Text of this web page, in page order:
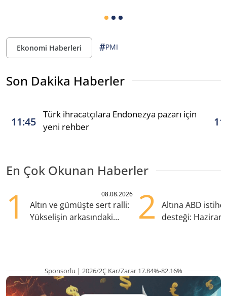
Ekonomi Haberleri #PMI
Son Dakika Haberler
11:45
Türk ihracatçılara Endonezya pazarı için
yeni rehber
En Çok Okunan Haberler
1 08.08.2026
Altın ve gümüşte sert ralli:
Yükselişin arkasındaki
2
Altına ABD
desteği:
Sponsorlu | 2026/2Ç Kar/Zarar 17.84%-82.16%